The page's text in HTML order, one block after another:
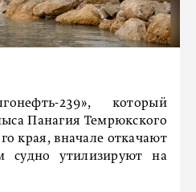
239», который
Панагия Темрюкского
края, вначале откачают
судно утилизируют на